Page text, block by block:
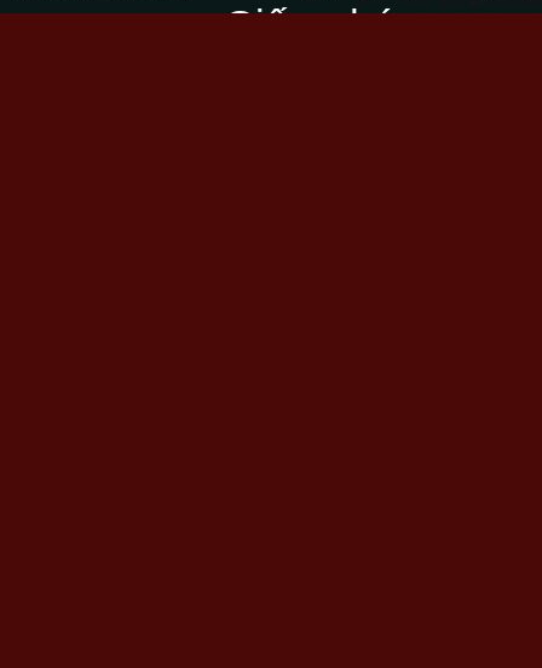
Giấy phép